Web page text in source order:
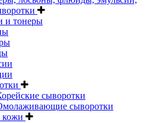
и тонеры
сыворотки
сыворотки
кожи